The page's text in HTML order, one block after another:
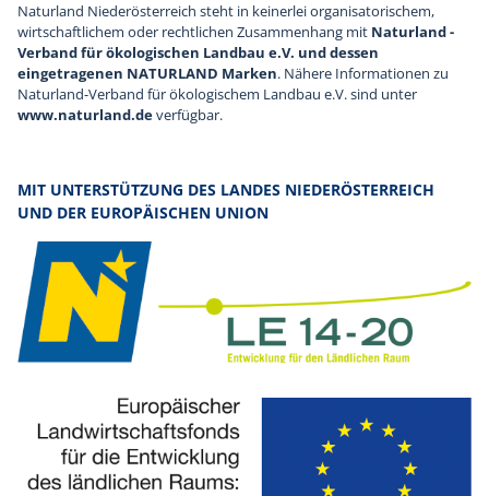
Naturland Niederösterreich steht in keinerlei organisatorischem,
wirtschaftlichem oder rechtlichen Zusammenhang mit Naturland -
Verband für ökologischen Landbau e.V. und dessen
eingetragenen NATURLAND Marken. Nähere Informationen zu
Naturland-Verband für ökologischem Landbau e.V. sind unter
www.naturland.deverfügbar.
MIT UNTERSTÜTZUNG DES LANDES NIEDERÖSTERREICH
UND DER EUROPÄISCHEN UNION